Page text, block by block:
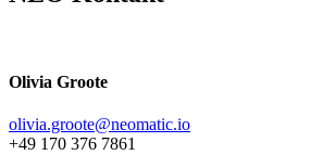
Olivia Groote
olivia.groote@neomatic.io
+49 170 376 7861